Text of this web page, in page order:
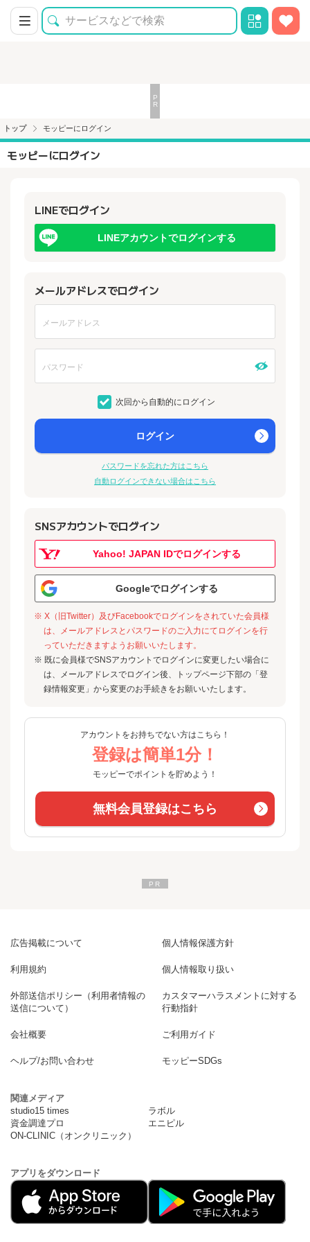
トップ モッピーにログイン
モッピーにログイン
LINEでログイン
LINEアカウントでログインする
メールアドレスでログイン
次回から自動的にログイン
ログイン
パスワードを忘れた方はこちら
自動ログインできない場合はこちら
SNSアカウントでログイン
Yahoo! JAPAN IDでログインする
Googleでログインする
※ X（旧Twitter）及びFacebookでログインをされていた会員様
は、メールアドレスとパスワードのご入力にてログインを行
っていただきますようお願いいたします。
※ 既に会員様でSNSアカウントでログインに変更したい場合に
は、メールアドレスでログイン後、トップページ下部の「登
録情報変更」から変更のお手続きをお願いいたします。
アカウントをお持ちでない方はこちら！
登録は簡単1分！
モッピーでポイントを貯めよう！
無料会員登録はこちら
広告掲載について 個人情報保護方針
利用規約 個人情報取り扱い
外部送信ポリシー（利用者情報の
送信について）
カスタマーハラスメントに対する
行動指針
会社概要 ご利用ガイド
ヘルプ/お問い合わせ モッピーSDGs
関連メディア
studio15 times
ラボル
資金調達プロ
エニピル
ON-CLINIC（オンクリニック）
アプリをダウンロード